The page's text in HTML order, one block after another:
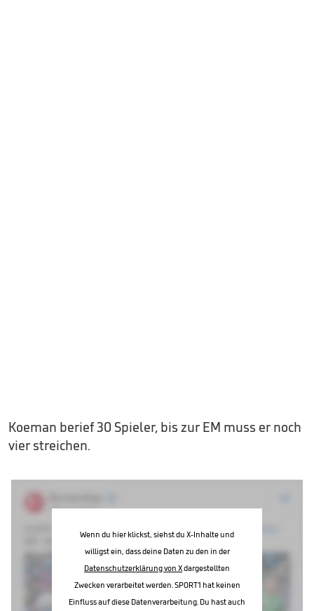
Koeman berief 30 Spieler, bis zur EM muss er noch
vier streichen.
Wenn du hier klickst, siehst du X-Inhalte und
willigst ein, dass deine Daten zu den in der
Datenschutzerklärung von Xdargestellten
Zwecken verarbeitet werden. SPORT1 hat keinen
Einfluss auf diese Datenverarbeitung. Du hast auch